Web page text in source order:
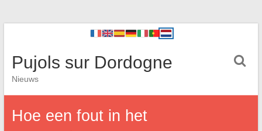
Pujols sur Dordogne
Nieuws
Hoe een fout in het